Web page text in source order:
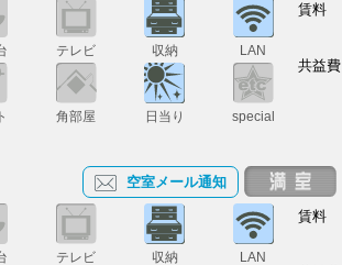
テレビ 収納 LAN
角部屋 日当り special
賃料
共益費
空室メール通知
テレビ 収納 LAN
賃料